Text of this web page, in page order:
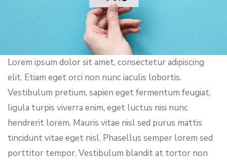
Lorem ipsum dolor sit amet, consectetur adipiscing
elit. Etiam eget orci non nunc iaculis lobortis.
Vestibulum pretium, sapien eget fermentum feugiat,
ligula turpis viverra enim, eget luctus nisi nunc
hendrerit lorem. Mauris vitae nisl sed purus mattis
tincidunt vitae eget nisl. Phasellus semper lorem sed
porttitor tempor. Vestibulum blandit at tortor non